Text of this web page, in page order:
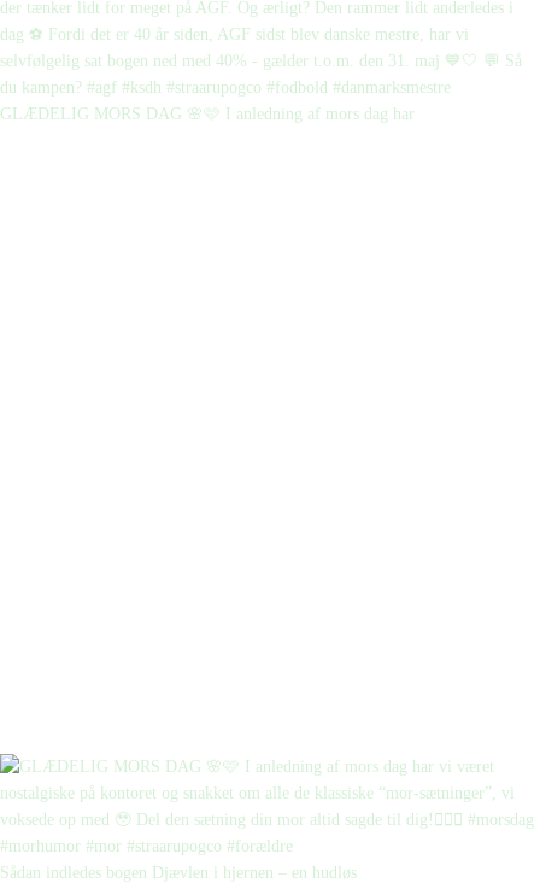
GLÆDELIG MORS DAG 🌸🩷 I anledning af mors dag har
Sådan indledes bogen Djævlen i hjernen – en hudløs